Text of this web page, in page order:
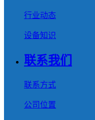
行业动态
设备知识
联系我们
联系方式
公司位置